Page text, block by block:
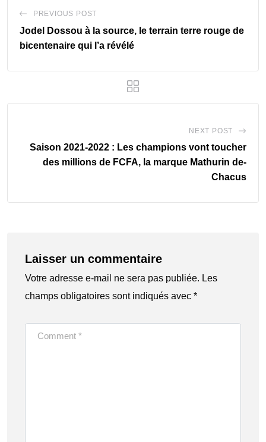
PREVIOUS POST
Jodel Dossou à la source, le terrain terre rouge de
bicentenaire qui l’a révélé
NEXT POST
Saison 2021-2022 : Les champions vont toucher
des millions de FCFA, la marque Mathurin de-
Chacus
Laisser un commentaire
Votre adresse e-mail ne sera pas publiée. Les
champs obligatoires sont indiqués avec *